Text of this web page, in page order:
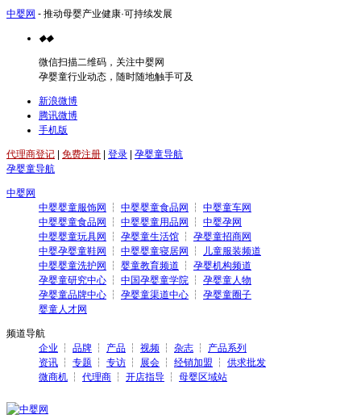
中婴网 - 推动母婴产业健康·可持续发展
◆◆
微信扫描二维码，关注中婴网
孕婴童行业动态，随时随地触手可及
新浪微博
腾讯微博
手机版
代理商登记 免费注册 登录
孕婴童导航
孕婴童导航
中婴网
中婴婴童服饰网
┆ 中婴婴童食品网 ┆ 中婴童车网
中婴婴童食品网
┆ 中婴婴童用品网 ┆ 中婴孕网
中婴婴童玩具网
┆ 孕婴童生活馆 ┆ 孕婴童招商网
中婴孕婴童鞋网
┆ 中婴婴童寝居网 ┆
儿童服装频道
中婴婴童洗护网
┆ 婴童教育频道 ┆ 孕婴机构频道
孕婴童研究中心 ┆ 中国孕婴童学院 ┆ 孕婴童人物
孕婴童品牌中心 ┆ 孕婴童渠道中心 ┆ 孕婴童圈子
婴童人才网
频道导航
企业 ┆ 品牌 ┆ 产品 ┆ 视频 ┆ 杂志 ┆ 产品系列
资讯 ┆ 专题 ┆ 专访 ┆ 展会 ┆ 经销加盟 ┆ 供求批发
微商机 ┆ 代理商 ┆ 开店指导 ┆ 母婴区域站